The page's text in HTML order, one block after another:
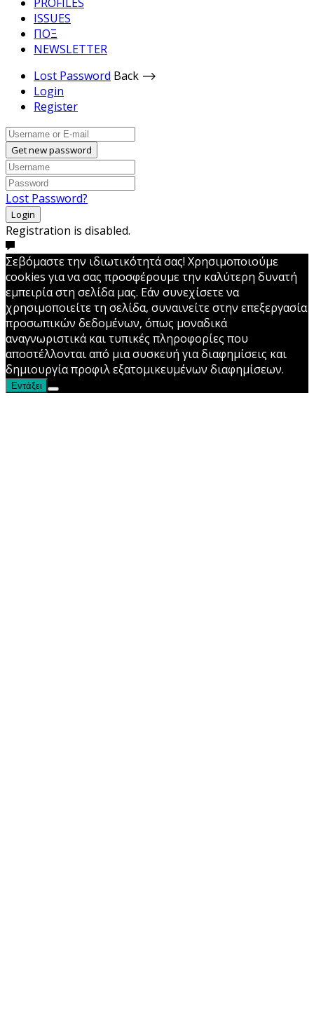
ISSUES
ΠΟΞ
NEWSLETTER
Lost Password Back ⟶
Login
Register
Get new password
Lost Password?
Login
Registration is disabled.
Σεβόμαστε την ιδιωτικότητά σας! Χρησιμοποιούμε
cookies για να σας προσφέρουμε την καλύτερη δυνατή
εμπειρία στη σελίδα μας. Εάν συνεχίσετε να
χρησιμοποιείτε τη σελίδα, συναινείτε στην επεξεργασία
προσωπικών δεδομένων, όπως μοναδικά
αναγνωριστικά και τυπικές πληροφορίες που
αποστέλλονται από μια συσκευή για διαφημίσεις και
δημιουργία προφιλ εξατομικευμένων διαφημίσεων.
Εντάξει